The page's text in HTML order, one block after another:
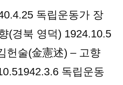
독립운동가 장
(경북 영덕) 1924.10.5
헌술(金憲述) – 고향
독립운동